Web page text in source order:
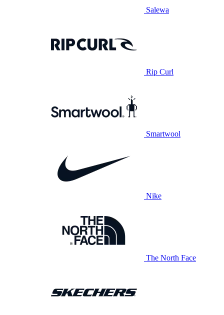
Salewa
Rip Curl
Smartwool
Nike
The North Face